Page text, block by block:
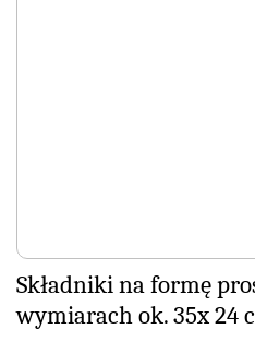
Składniki na formę
wymiarach ok. 35x 24